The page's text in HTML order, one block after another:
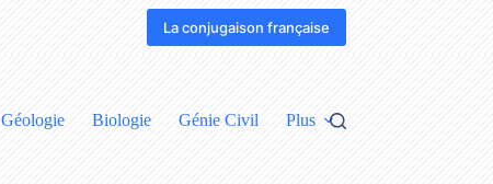
La conjugaison française
Géologie Biologie Génie Civil Plus